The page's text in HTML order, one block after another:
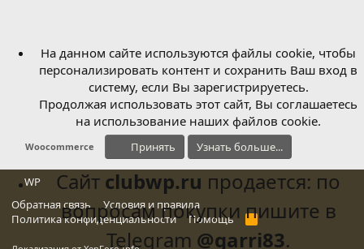
Woocommerce
WP
Обратная связь
Условия и правила
Политика конфиденциальности
Помощь
R
S
На данном сайте используются файлы cookie, чтобы
персонализировать контент и сохранить Ваш вход в
систему, если Вы зарегистрируетесь.
Продолжая использовать этот сайт, Вы соглашаетесь
на использование наших файлов cookie.
Принять Узнать больше...
Сайт clubwp.ru продается: по
вопросам покупки пишите в
Telegram @garri83.